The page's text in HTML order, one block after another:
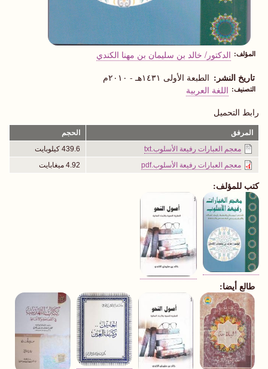
المؤلف الدكتور/ خالد بن سليمان بن مهنا الكندي
تاريخ النشر الطبعة الأولى ١٤٣١هـ - ٢٠١٠م
التصنيف اللغة العربية
رابط التحميل
المرفق
الحجم
معجم العبارات رفيعة الأسلوب.txt
439.6 كيلوبايت
معجم العبارات رفيعة الأسلوب.pdf
4.92 ميغابايت
كتب للمؤلف:
طالع أيضا